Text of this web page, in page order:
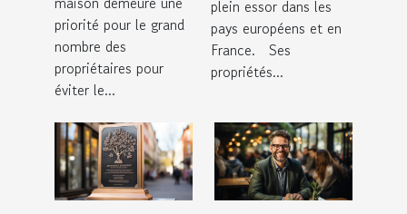
priorité pour le grand
nombre des
propriétaires pour
éviter le...
plein essor dans les
pays européens et en
France. Ses
propriétés...